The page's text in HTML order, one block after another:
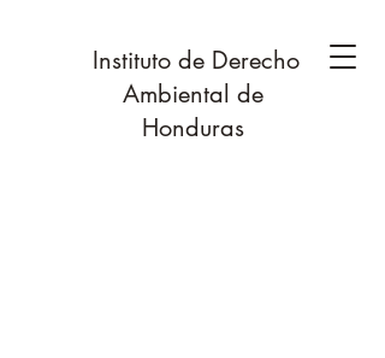
Instituto de Derecho
Ambiental de
Honduras